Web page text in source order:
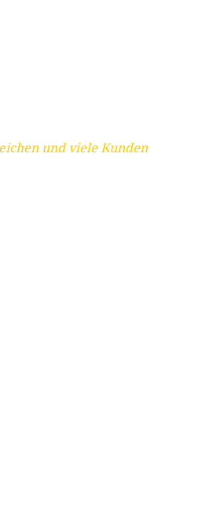
und viele Kunden